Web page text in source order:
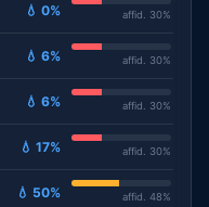
💧 0% affid. 30%
💧 6% affid. 30%
💧 6% affid. 30%
💧 17% affid. 30%
💧 50% affid. 48%